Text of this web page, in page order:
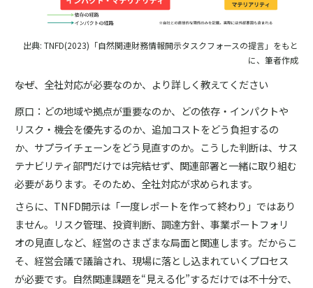
出典: TNFD(2023)「自然関連財務情報開示タスクフォースの提言」をもと
に、筆者作成
――なぜ、全社対応が必要なのか、より詳しく教えてください
原口：どの地域や拠点が重要なのか、どの依存・インパクトや
リスク・機会を優先するのか、追加コストをどう負担するの
か、サプライチェーンをどう見直すのか。こうした判断は、サス
テナビリティ部門だけでは完結せず、関連部署と一緒に取り組む
必要があります。そのため、全社対応が求められます。
さらに、TNFD開示は「一度レポートを作って終わり」ではあり
ません。リスク管理、投資判断、調達方針、事業ポートフォリ
オの見直しなど、経営のさまざまな局面と関連します。だからこ
そ、経営会議で議論され、現場に落とし込まれていくプロセス
が必要です。自然関連課題を“見える化”するだけでは不十分で、